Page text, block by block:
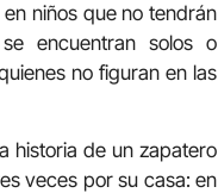
niños que no tendrán
encuentran solos o
no figuran en las
historia de un zapatero
veces por su casa: en